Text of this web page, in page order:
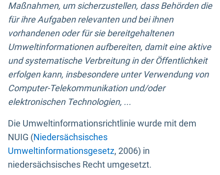
Maßnahmen, um sicherzustellen, dass Behörden die
für ihre Aufgaben relevanten und bei ihnen
vorhandenen oder für sie bereitgehaltenen
Umweltinformationen aufbereiten, damit eine aktive
und systematische Verbreitung in der Öffentlichkeit
erfolgen kann, insbesondere unter Verwendung von
Computer-Telekommunikation und/oder
elektronischen Technologien, ...
Die Umweltinformationsrichtlinie wurde mit dem
NUIG (Niedersächsisches
Umweltinformationsgesetz, 2006) in
niedersächsisches Recht umgesetzt.